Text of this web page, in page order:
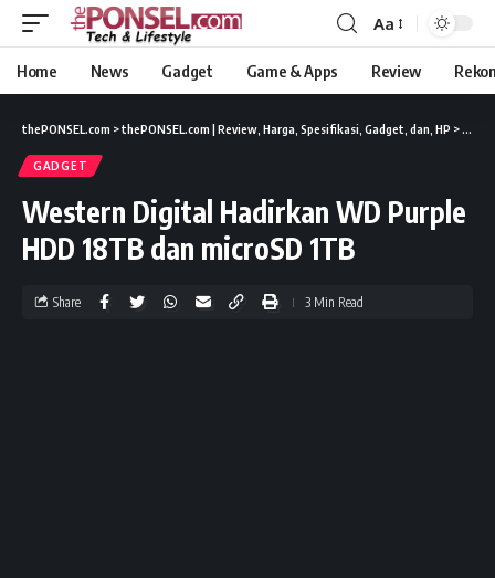
Aa
Home News Gadget Game & Apps Review
thePONSEL.com >thePONSEL.com | Review, Harga, Spesifikasi, Gadget, dan, HP >
GADGET
Western Digital Hadirkan WD Purple
HDD 18TB dan microSD 1TB
Share 3 Min Read